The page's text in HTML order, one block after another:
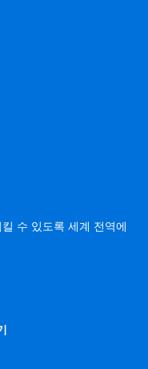
수 있도록 세계 전역에